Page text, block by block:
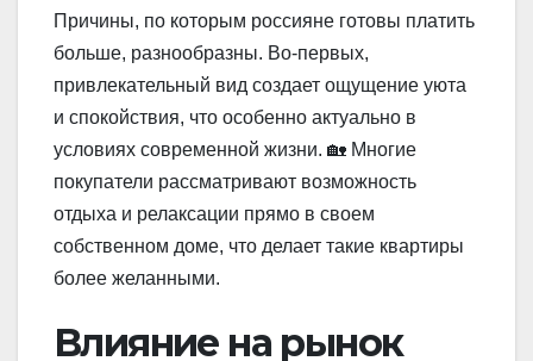
Причины, по которым россияне готовы платить
больше, разнообразны. Во-первых,
привлекательный вид создает ощущение уюта
и спокойствия, что особенно актуально в
условиях современной жизни. 🏡 Многие
покупатели рассматривают возможность
отдыха и релаксации прямо в своем
собственном доме, что делает такие квартиры
более желанными.
Влияние на рынок